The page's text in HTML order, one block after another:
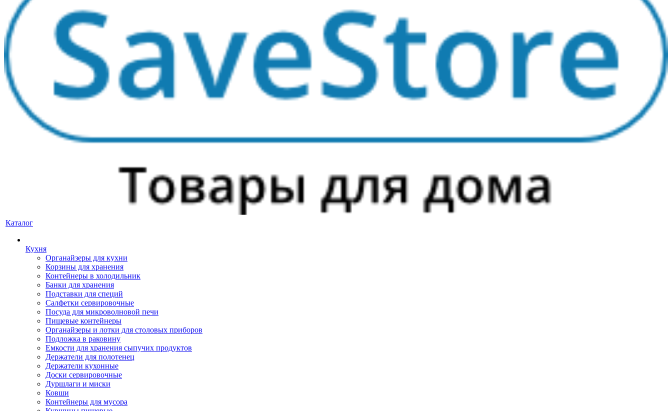
Каталог
Кухня
Органайзеры для кухни
Корзины для хранения
Контейнеры в холодильник
Банки для хранения
Подставки для специй
Салфетки сервировочные
Посуда для микроволновой печи
Пищевые контейнеры
Органайзеры и лотки для столовых приборов
Подложка в раковину
Емкости для хранения сыпучих продуктов
Держатели для полотенец
Держатели кухонные
Доски сервировочные
Дуршлаги и миски
Ковши
Контейнеры для мусора